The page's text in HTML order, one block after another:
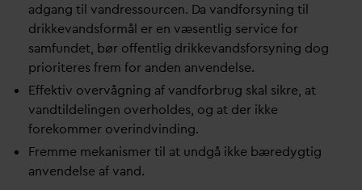
adgang til vandressourcen. Da vandforsyning til
drikkevandsformål er en væsentlig service for
samfundet, bør offentlig drikkevandsforsyning dog
prioriteres frem for anden anvendelse.
Effektiv overvågning af vandforbrug skal sikre, at
vandtildelingen overholdes, og at der ikke
forekommer overindvinding.
Fremme mekanismer til at undgå ikke bæredygtig
anvendelse af vand.